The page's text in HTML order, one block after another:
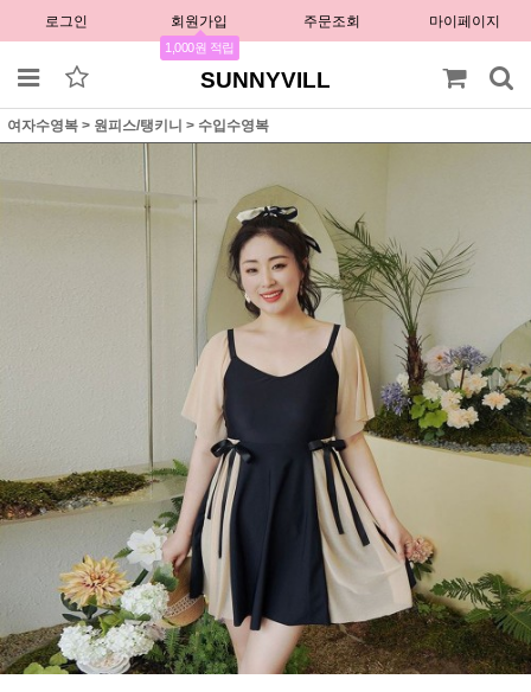
로그인 회원가입
1,000원 적립
주문조회 마이페이지
SUNNYVILL
여자수영복 > 원피스/탱키니 > 수입수영복